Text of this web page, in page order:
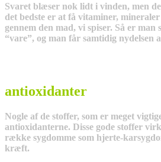
Svaret blæser nok lidt i vinden, men
det bedste er at få vitaminer,
gennem den mad, vi spiser. Så er
“vare”, og man får samtidig nydelsen
antioxidanter
Nogle af de stoffer, som er meget
antioxidanterne. Disse gode stoffer
række sygdomme som hjerte-
kræft.